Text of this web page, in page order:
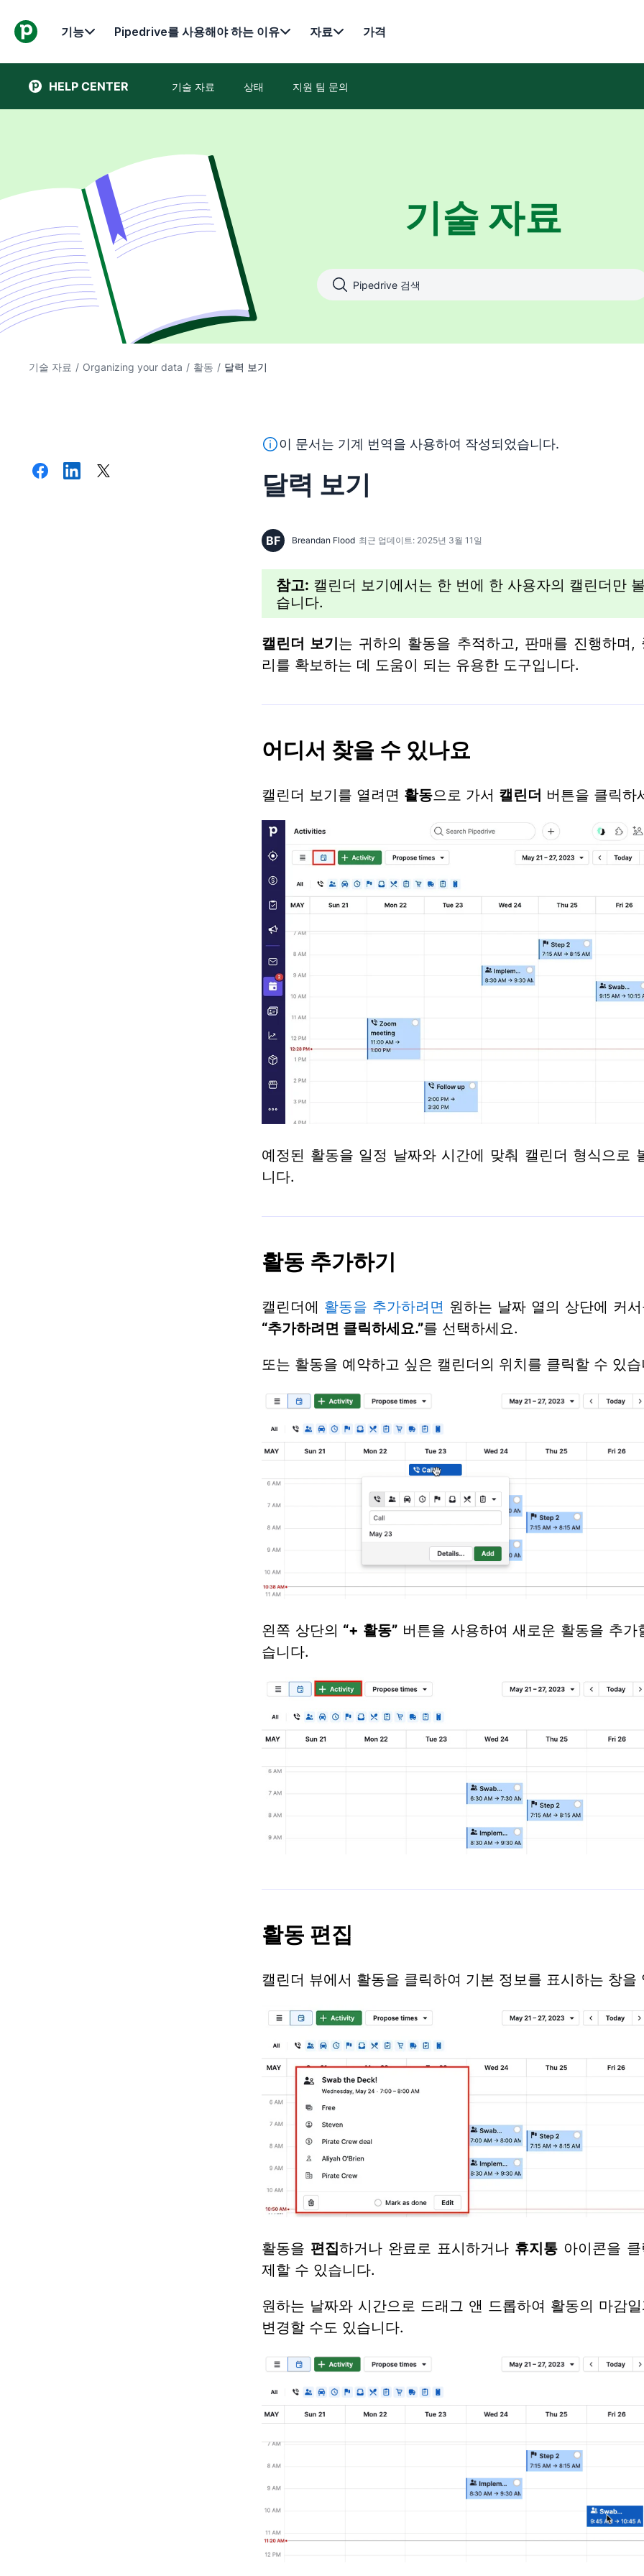
기능 Pipedrive를 사용해야 하는 이유 자료 가격
HELP CENTER 기술 자료 상태 지원 팀 문의
기술 자료
기술 자료 / Organizing your data / 활동 / 달력 보기
이 텍스트는 기계 번역 도구를 사용하여 영어를 번역한 것이며, 인간 편
이 문서는 기계 번역을 사용하여 작성되었습니다.
달력 보기
BF Breandan Flood 최근 업데이트: 2025년 3월 11일
참고: 캘린더 보기에서는 한 번에 한 사용자의 캘린더만
습니다.
캘린더 보기는 귀하의 활동을 추적하고, 판매를 진행하며,
리를 확보하는 데 도움이 되는 유용한 도구입니다.
어디서 찾을 수 있나요
캘린더 보기를 열려면 활동으로 가서 캘린더 버튼을 클릭하
예정된 활동을 일정 날짜와 시간에 맞춰 캘린더 형식으로
니다.
활동 추가하기
캘린더에 활동을 추가하려면 원하는 날짜 열의 상단에 커
“추가하려면 클릭하세요.”를 선택하세요.
또는 활동을 예약하고 싶은 캘린더의 위치를 클릭할 수 있
왼쪽 상단의 “+ 활동” 버튼을 사용하여 새로운 활동을 추가
습니다.
활동 편집
캘린더 뷰에서 활동을 클릭하여 기본 정보를 표시하는 창을
활동을 편집하거나 완료로 표시하거나 휴지통 아이콘을
제할 수 있습니다.
원하는 날짜와 시간으로 드래그 앤 드롭하여 활동의 마감
변경할 수도 있습니다.